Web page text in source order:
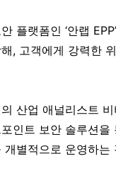
플랫폼인 ‘안랩
, 고객에게 강력한
산업 애널리스트
인트 보안 솔루션
별적으로 운영하